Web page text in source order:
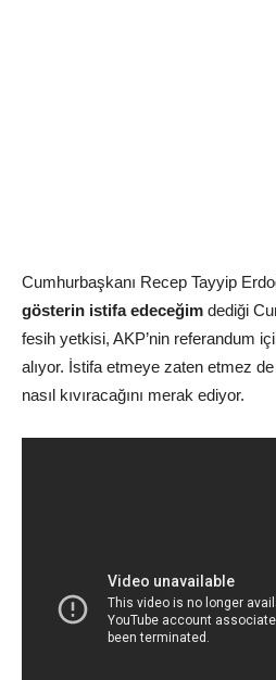
Cumhurbaşkanı Recep Tayyip
gösterin istifa edeceğim dediği
fesih yetkisi, AKP’nin referandum
alıyor. İstifa etmeye zaten etmez
nasıl kıvıracağını merak ediyor.